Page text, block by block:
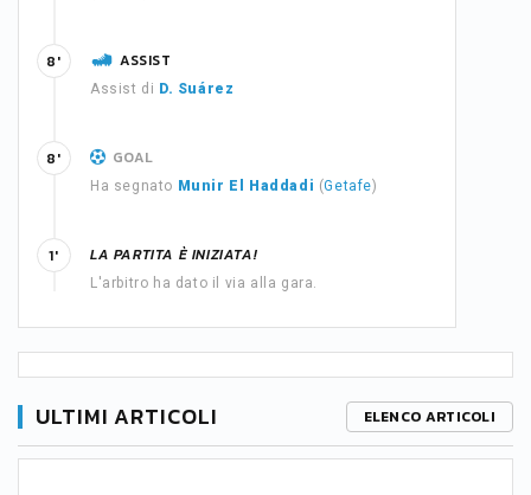
ASSIST
Assist di D. Suárez
8'
GOAL
Ha segnato Munir El Haddadi (Getafe)
8'
LA PARTITA È INIZIATA!
L'arbitro ha dato il via alla gara.
1'
ULTIMI ARTICOLI ELENCO ARTICOLI